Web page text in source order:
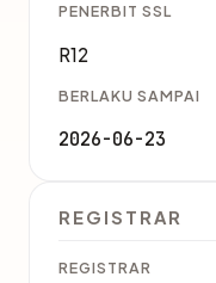
PENERBIT SSL
R12
BERLAKU SAMPAI
2026-06-23
REGISTRAR
REGISTRAR